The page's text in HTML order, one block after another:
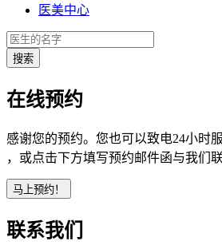
医美中心
在线预约
感谢您的预约。您也可以致电24小时
，或点击下方填写预约邮件函与我们联
联系我们